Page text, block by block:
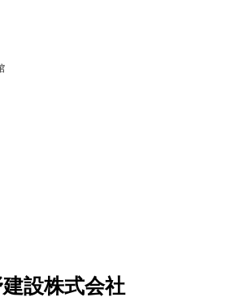
設株式会社